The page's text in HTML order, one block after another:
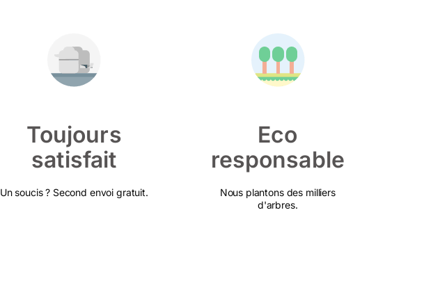
Toujours
satisfait
Un soucis ? Second envoi gratuit.
Eco
responsable
Nous plantons des milliers
d'arbres.